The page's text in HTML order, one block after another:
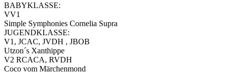
BABYKLASSE:
VV1
Simple Symphonies Cornelia Supra
JUGENDKLASSE:
V1, JCAC, JVDH , JBOB
Utzon´s Xanthippe
V2 RCACA, RVDH
Coco vom Märchenmond